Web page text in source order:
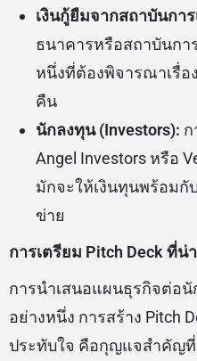
เงินกู้ยืมจากสถาบันการ
ธนาคารหรือสถาบันกา
หนึ่งที่ต้องพิจารณาเรื่อ
คืน
นักลงทุน (Investors):
Angel Investors หรือ
มักจะให้เงินทุนพร้อมกั
ข่าย
การเตรียม Pitch Deck ที่น่
การนำเสนอแผนธุรกิจต่อนั
อย่างหนึ่ง การสร้าง Pitch
ประทับใจ คือกุญแจสำคัญ